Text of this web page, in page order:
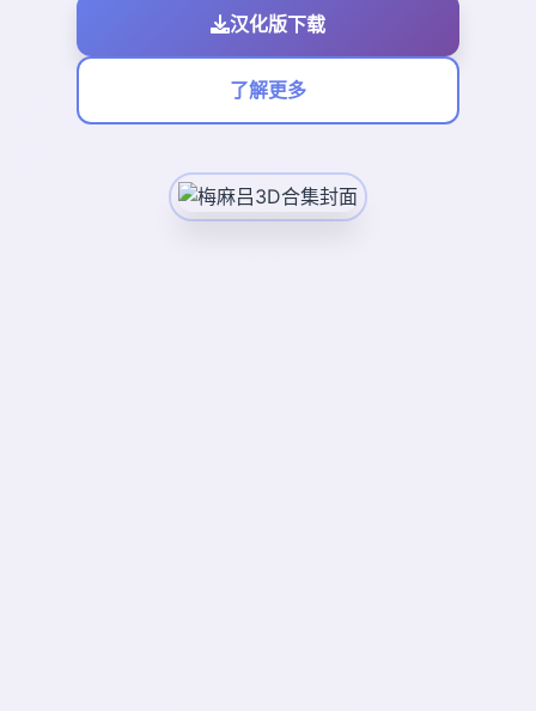
汉化版下载
了解更多